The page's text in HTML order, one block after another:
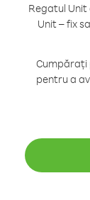
Regatul Unit
Unit – fix
Cumpărați
pentru a